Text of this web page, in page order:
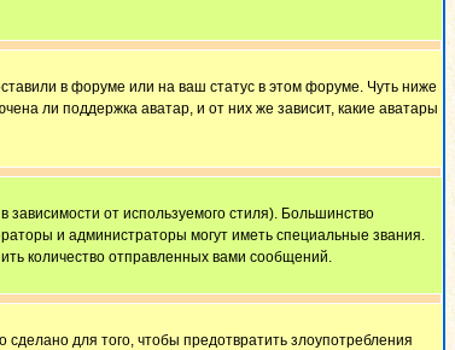
в форуме или на ваш статус в этом форуме. Чуть ниже
ли поддержка аватар, и от них же зависит, какие аватары
от используемого стиля). Большинство
и администраторы могут иметь специальные звания.
количество отправленных вами сообщений.
для того, чтобы предотвратить злоупотребления